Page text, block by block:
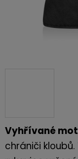
Vyhřívané
chrániči